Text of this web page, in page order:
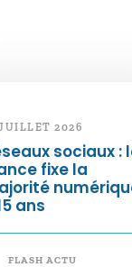
2026
sociaux :
fixe la
ans
FLASH ACTU